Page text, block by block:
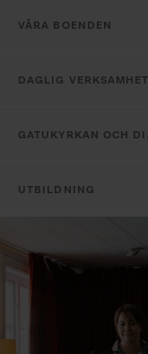
VÅRA BOENDEN
DAGLIG VERKSAMHET
GATUKYRKAN OCH
UTBILDNING